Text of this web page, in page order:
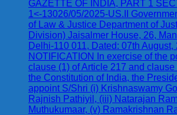
GAZETTE OF INDIA, PART 1
1<-13026/05/2025-US.II
of Law & Justice Department of
Division) Jaisalmer House, 26,
Delhi-110 011, Dated: 07th August,
NOTIFICATION In exercise of the
clause (1) of Article 217 and
the Constitution of India, the
appoint S/Shri (i) Krishnaswamy
Rajnish Pathiyil, (iii) Natarajan
Muthukumaar, (v) Ramakrishnan